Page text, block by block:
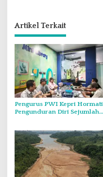
Artikel Terkait
Pengurus PWI Kepri Hormati
Pengunduran Diri Sejumlah
Pusat